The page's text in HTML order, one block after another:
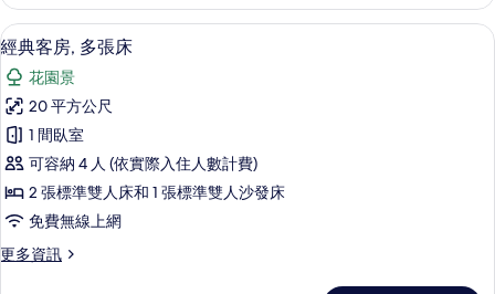
床
的
所
有
相
片
房,
2
張
單
人
床
的
詳
情
顯
示
經
典
客
房,
多
床
經典客房, 多張床 | 書桌、免費無線上
6
經典客房, 多張床
花園景
20 平方公尺
1 間臥室
可容納 4 人 (依實際入住人數計費)
2 張標準雙人床和 1 張標準雙人沙發床
免費無線上網
更多資訊
更